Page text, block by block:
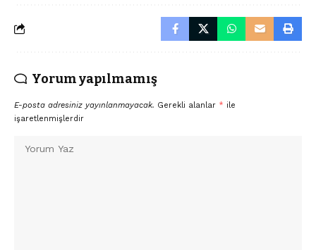
Yorum yapılmamış
E-posta adresiniz yayınlanmayacak. Gerekli alanlar * ile
işaretlenmişlerdir